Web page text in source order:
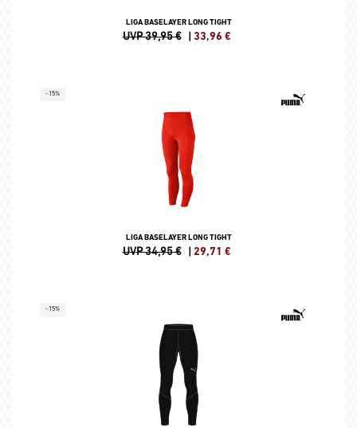
LIGA BASELAYER LONG TIGHT
UVP 39,95 € | 33,96 €
-15%
LIGA BASELAYER LONG TIGHT
UVP 34,95 € | 29,71 €
-15%